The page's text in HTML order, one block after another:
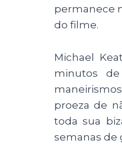
permanece
do filme.
Michael
minutos
proeza de
toda sua
semanas de